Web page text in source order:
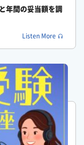
の欠如です
と分析しないで配点
分野の対策がおろそ
年間の妥当額を調
Listen More